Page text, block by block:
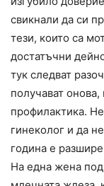
свикнали да си
тези, които са
достатъчни
тук следват
получават
профилактика.
гинеколог и да
година е
На една жена